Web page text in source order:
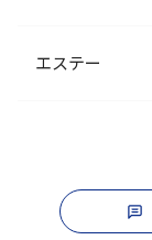
エステー